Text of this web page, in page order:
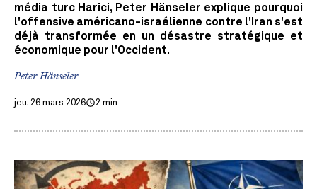
média turc Harici, Peter Hänseler explique pourquoi
l'offensive américano-israélienne contre l'Iran s'est
déjà transformée en un désastre stratégique et
économique pour l'Occident.
Peter Hänseler
jeu. 26 mars 2026 2 min